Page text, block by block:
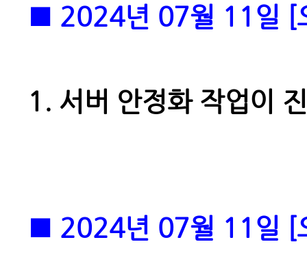
■ 2024년 07월 11일 [
1. 서버 안정화 작업이
■ 2024년 07월 11일 [